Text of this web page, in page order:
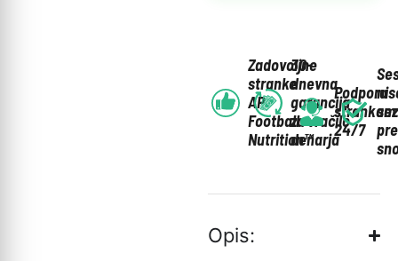
Zadovoljne
stranke
AP
Football
Nutrition™
30-
dnevna
garancija
za vračilo
denarja
Podpora
strankam
24/7
Opis: